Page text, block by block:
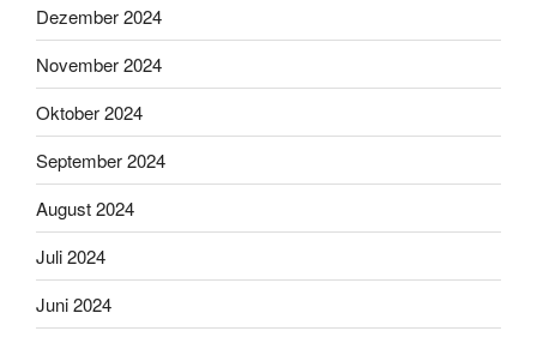
Dezember 2024
November 2024
Oktober 2024
September 2024
August 2024
Juli 2024
Juni 2024